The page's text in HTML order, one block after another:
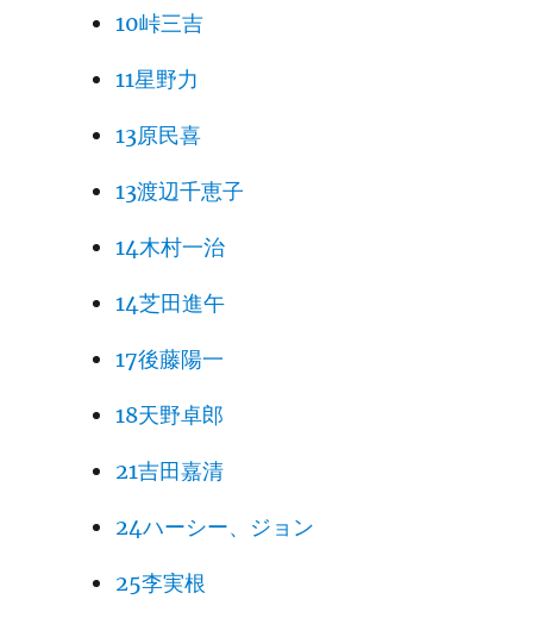
10峠三吉
11星野力
13原民喜
13渡辺千恵子
14木村一治
14芝田進午
17後藤陽一
18天野卓郎
21吉田嘉清
24ハーシー、ジョン
25李実根